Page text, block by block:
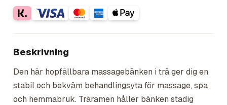
Beskrivning
Den här hopfällbara massagebänken i trä ger dig en
stabil och bekväm behandlingsyta för massage, spa
och hemmabruk. Träramen håller bänken stadig